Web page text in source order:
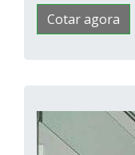
Cotar agora